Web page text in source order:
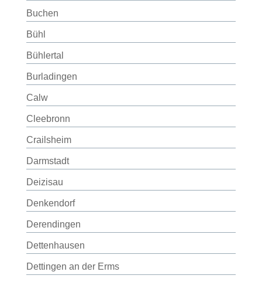
Buchen
Bühl
Bühlertal
Burladingen
Calw
Cleebronn
Crailsheim
Darmstadt
Deizisau
Denkendorf
Derendingen
Dettenhausen
Dettingen an der Erms